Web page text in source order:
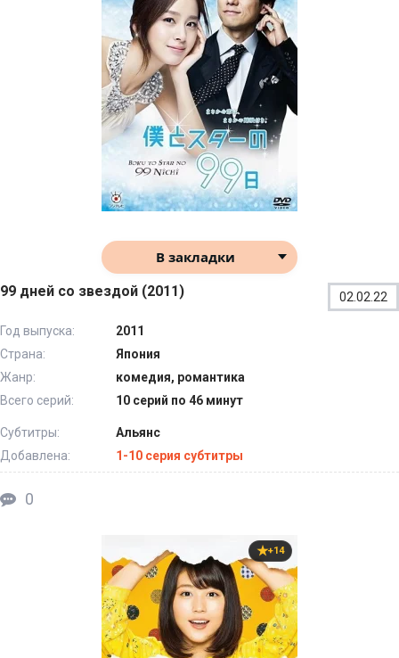
В закладки
99 дней со звездой (2011) 02.02.22
Год выпуска:
2011
Страна:
Япония
Жанр:
комедия, романтика
Всего серий:
10 серий по 46 минут
Субтитры:
Альянс
Добавлена:
1-10 серия субтитры
0
+14